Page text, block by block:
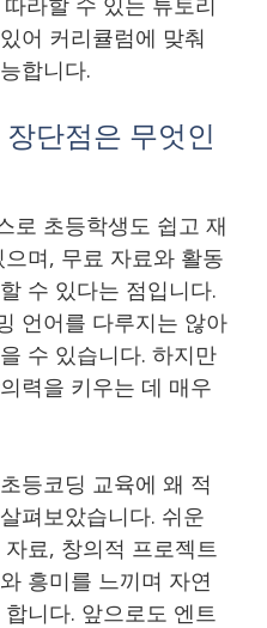
어 커리큘럼에 맞춰
합니다.
단점은 무엇인
로 초등학생도 쉽고 재
며, 무료 자료와 활동
수 있다는 점입니다.
언어를 다루지는 않아
수 있습니다. 하지만
력을 키우는 데 매우
등코딩 교육에 왜 적
펴보았습니다. 쉬운
료, 창의적 프로젝트
흥미를 느끼며 자연
니다. 앞으로도 엔트